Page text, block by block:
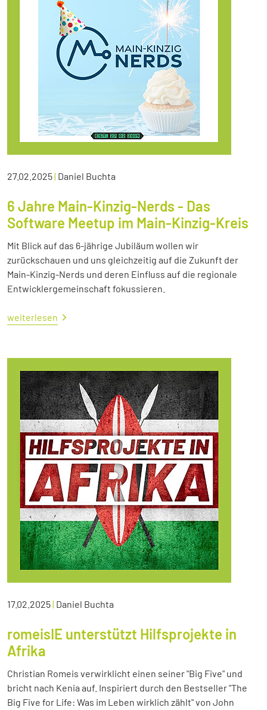
27.02.2025| Daniel Buchta
6 Jahre Main-Kinzig-Nerds - Das
Software Meetup im Main-Kinzig-Kreis
Mit Blick auf das 6-jährige Jubiläum wollen wir
zurückschauen und uns gleichzeitig auf die Zukunft der
Main-Kinzig-Nerds und deren Einfluss auf die regionale
Entwicklergemeinschaft fokussieren.
weiterlesen
17.02.2025| Daniel Buchta
romeisIE unterstützt Hilfsprojekte in
Afrika
Christian Romeis verwirklicht einen seiner "Big Five" und
bricht nach Kenia auf. Inspiriert durch den Bestseller "The
Big Five for Life: Was im Leben wirklich zählt" von John